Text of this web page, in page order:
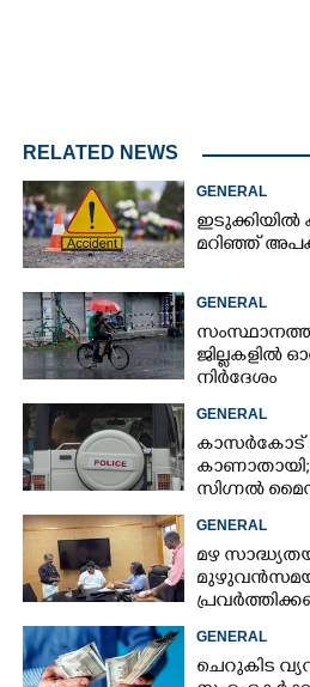
RELATED NEWS
GENERAL
ഇടുക്കിയിൽ
മറിഞ്ഞ്
GENERAL
ജില്ലകളിൽ
നിർദേശം
GENERAL
കാസർകോട്
സിഗ്നൽ
GENERAL
മഴ
GENERAL
ചെറുകിട